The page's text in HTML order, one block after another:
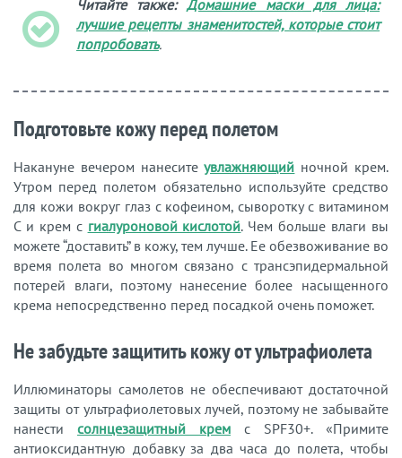
Читайте также:Домашние маски для лица:
лучшие рецепты знаменитостей, которые стоит
попробовать.
Подготовьте кожу перед полетом
Накануне вечером нанеситеувлажняющий ночной крем.
Утром перед полетом обязательно используйте средство
для кожи вокруг глаз с кофеином, сыворотку с витамином
С и крем с гиалуроновой кислотой. Чем больше влаги вы
можете “доставить” в кожу, тем лучше. Ее обезвоживание во
время полета во многом связано с трансэпидермальной
потерей влаги, поэтому нанесение более насыщенного
крема непосредственно перед посадкой очень поможет.
Не забудьте защитить кожу от ультрафиолета
Иллюминаторы самолетов не обеспечивают достаточной
защиты от ультрафиолетовых лучей, поэтому не забывайте
нанести солнцезащитный крем с SPF30+. «Примите
антиоксидантную добавку за два часа до полета, чтобы